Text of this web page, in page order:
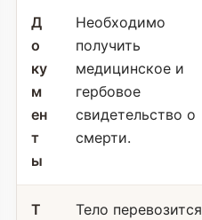
Д
о
ку
м
ен
т
ы
Необходимо
получить
медицинское и
гербовое
свидетельство о
смерти.
Т
Тело перевозится